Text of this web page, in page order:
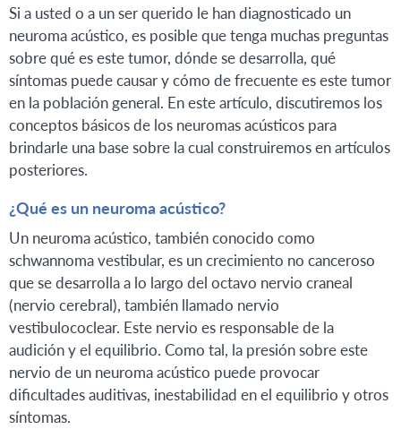
Si a usted o a un ser querido le han diagnosticado un
neuroma acústico, es posible que tenga muchas preguntas
sobre qué es este tumor, dónde se desarrolla, qué
síntomas puede causar y cómo de frecuente es este tumor
en la población general. En este artículo, discutiremos los
conceptos básicos de los neuromas acústicos para
brindarle una base sobre la cual construiremos en artículos
posteriores.
¿Qué es un neuroma acústico?
Un neuroma acústico, también conocido como
schwannoma vestibular, es un crecimiento no canceroso
que se desarrolla a lo largo del octavo nervio craneal
(nervio cerebral), también llamado nervio
vestibulococlear. Este nervio es responsable de la
audición y el equilibrio. Como tal, la presión sobre este
nervio de un neuroma acústico puede provocar
dificultades auditivas, inestabilidad en el equilibrio y otros
síntomas.